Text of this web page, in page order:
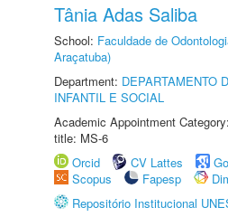
Tânia Adas Saliba
School: Faculdade de
Araçatuba)
Department: DEPARTAMENTO
INFANTIL E SOCIAL
Academic Appointment
title: MS-6
Orcid
CV Lattes
Scopus
Fapesp
Repositório Institucional